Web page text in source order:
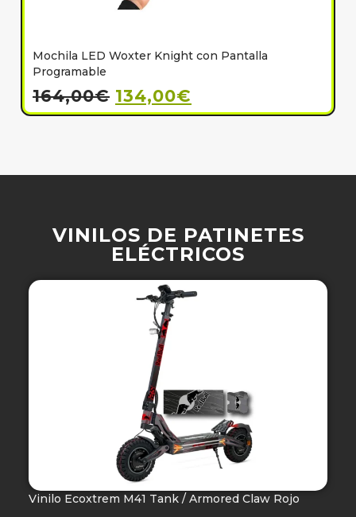
Mochila LED Woxter Knight con Pantalla
Programable
164,00€ 134,00€
VINILOS DE PATINETES
ELÉCTRICOS
Vinilo Ecoxtrem M41 Tank / Armored Claw Rojo